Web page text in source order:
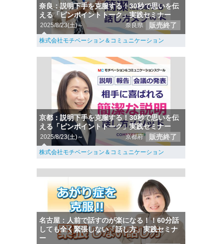
奈良：説明下手を克服する！30秒で思いを伝
える「ピンポイントトーク」実践セミナー
2025/8/23(土)～ 奈良県 販売終了
株式会社モチベーション＆コミュニケーション
京都：説明下手を克服する！30秒で思いを伝
える「ピンポイントトーク」実践セミナー
2025/8/23(土)～ 京都府 販売終了
株式会社モチベーション＆コミュニケーション
名古屋：人前で話すのが楽になる！！60分話
しても全く緊張しない「話し方」実践セミナ
ー